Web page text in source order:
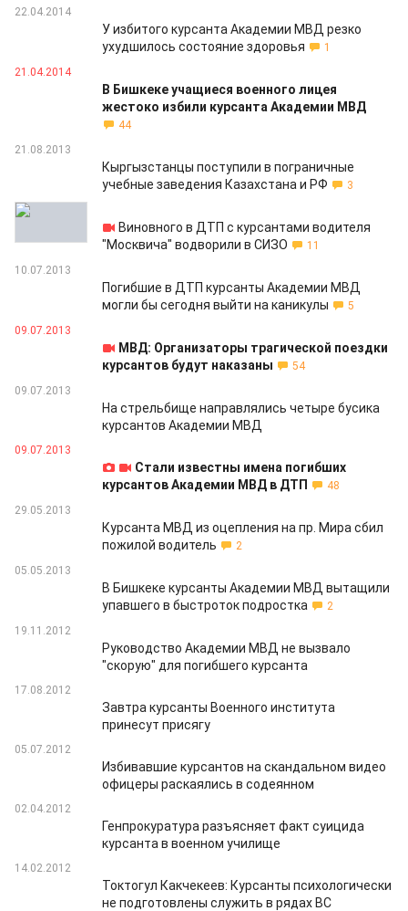
22.04.2014
У избитого курсанта Академии МВД резко
ухудшилось состояние здоровья
1
21.04.2014
В Бишкеке учащиеся военного лицея
жестоко избили курсанта Академии МВД
44
21.08.2013
Кыргызстанцы поступили в пограничные
учебные заведения Казахстана и РФ
3
15.07.2013
Виновного в ДТП с курсантами водителя
"Москвича" водворили в СИЗО
11
10.07.2013
Погибшие в ДТП курсанты Академии МВД
могли бы сегодня выйти на каникулы
5
09.07.2013
МВД: Организаторы трагической поездки
курсантов будут наказаны
54
09.07.2013
На стрельбище направлялись четыре бусика
курсантов Академии МВД
09.07.2013
Стали известны имена погибших
курсантов Академии МВД в ДТП
48
29.05.2013
Курсанта МВД из оцепления на пр. Мира сбил
пожилой водитель
2
05.05.2013
В Бишкеке курсанты Академии МВД вытащили
упавшего в быстроток подростка
2
19.11.2012
Руководство Академии МВД не вызвало
"скорую" для погибшего курсанта
17.08.2012
Завтра курсанты Военного института
принесут присягу
05.07.2012
Избивавшие курсантов на скандальном видео
офицеры раскаялись в содеянном
02.04.2012
Генпрокуратура разъясняет факт суицида
курсанта в военном училище
14.02.2012
Токтогул Какчекеев: Курсанты психологически
не подготовлены служить в рядах ВС